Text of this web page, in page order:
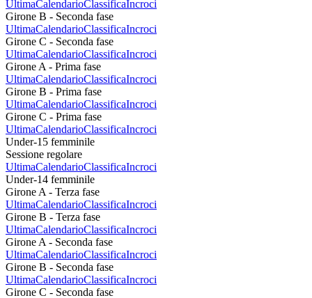
UltimaCalendarioClassificaIncroci
Girone B - Seconda fase
UltimaCalendarioClassificaIncroci
Girone C - Seconda fase
UltimaCalendarioClassificaIncroci
Girone A - Prima fase
UltimaCalendarioClassificaIncroci
Girone B - Prima fase
UltimaCalendarioClassificaIncroci
Girone C - Prima fase
UltimaCalendarioClassificaIncroci
Under-15 femminile
Sessione regolare
UltimaCalendarioClassificaIncroci
Under-14 femminile
Girone A - Terza fase
UltimaCalendarioClassificaIncroci
Girone B - Terza fase
UltimaCalendarioClassificaIncroci
Girone A - Seconda fase
UltimaCalendarioClassificaIncroci
Girone B - Seconda fase
UltimaCalendarioClassificaIncroci
Girone C - Seconda fase